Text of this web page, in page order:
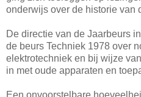
onderwijs over de historie van
De directie van de Jaarbeurs
de beurs Techniek 1978 over
elektrotechniek en bij wijze
in met oude apparaten en
Een onvoorstelbare